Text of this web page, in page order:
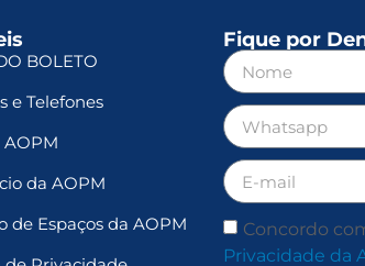
BOLETO
e Telefones
AOPM
da AOPM
de Espaços da AOPM
Fique por
Concordo
Privacidade da